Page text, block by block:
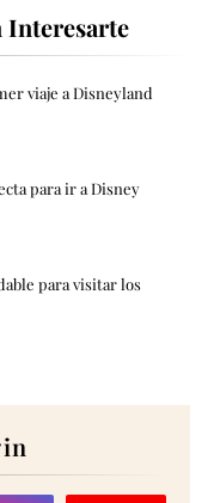
Interesarte
viaje a Disneyland
para ir a Disney
para visitar los